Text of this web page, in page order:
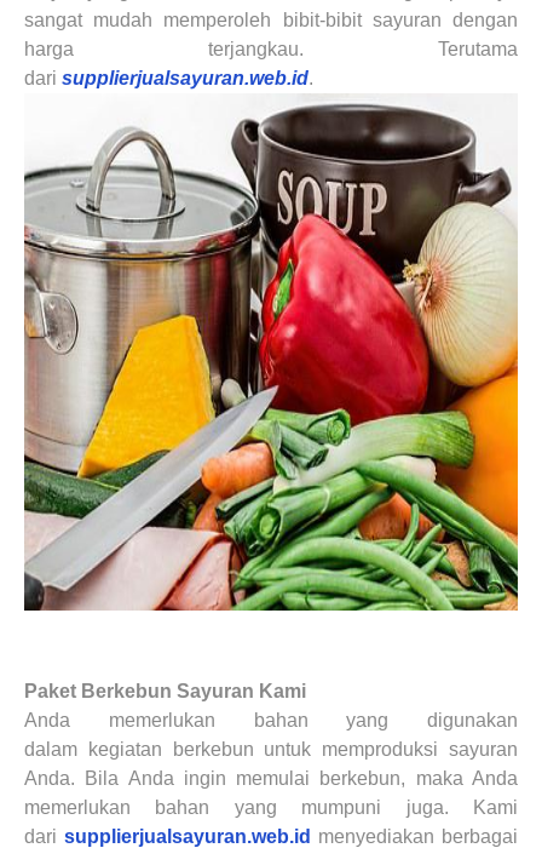
sangat mudah memperoleh bibit-bibit sayuran dengan
harga terjangkau. Terutama
dari supplierjualsayuran.web.id.
Paket Berkebun Sayuran Kami
Anda memerlukan bahanyang digunakan
dalam
kegiatan berkebun untuk memproduksisayuran
Anda. Bila Anda ingin memulai berkebun, maka Anda
memerlukan bahan yang mumpuni juga. Kami
dari supplierjualsayuran.web.id menyediakan berbagai